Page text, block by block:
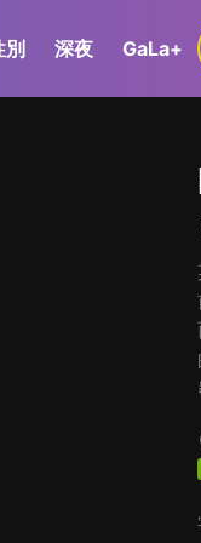
深夜 GaLa+